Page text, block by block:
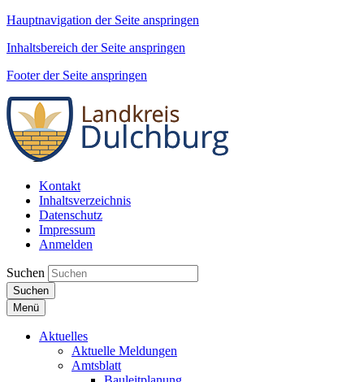
Hauptnavigation der Seite anspringen
Inhaltsbereich der Seite anspringen
Footer der Seite anspringen
Kontakt
Inhaltsverzeichnis
Datenschutz
Impressum
Anmelden
Suchen
Suchen
Menü
Aktuelles
Aktuelle Meldungen
Amtsblatt